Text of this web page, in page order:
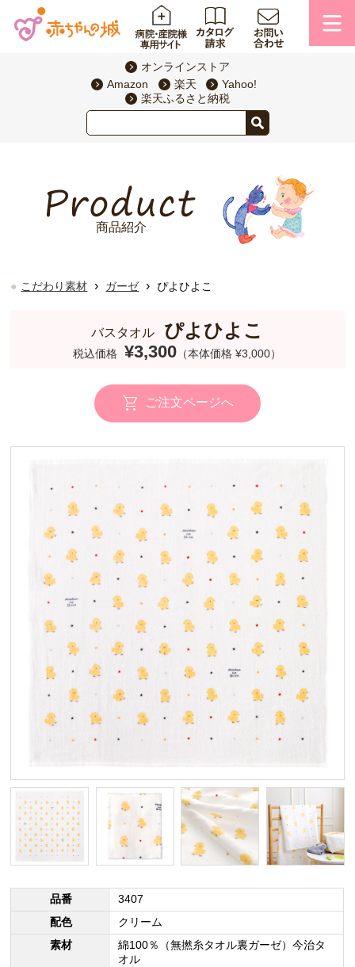
オンラインストア
Amazon
楽天
Yahoo!
楽天ふるさと納税
商品紹介
こだわり素材 › ガーゼ › ぴよひよこ
バスタオル ぴよひよこ
税込価格 ¥3,300 （本体価格 ¥3,000）
ご注文ページへ
品番
3407
配色
クリーム
素材
綿100％（無撚糸タオル裏ガーゼ）今治タ
オル